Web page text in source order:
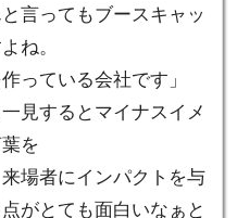
言ってもブースキャッ
ね。
っている会社です」
一見するとマイナスイメ
を
場者にインパクトを与
がとても面白いなぁと